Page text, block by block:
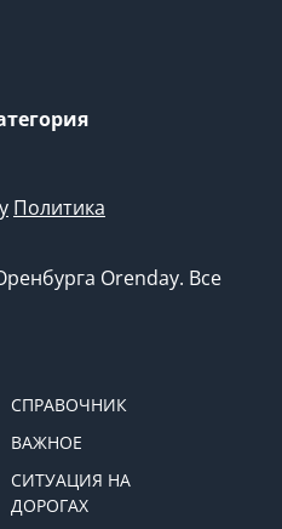
Политика
Orenday. Все
СПРАВОЧНИК
ВАЖНОЕ
СИТУАЦИЯ НА
ДОРОГАХ